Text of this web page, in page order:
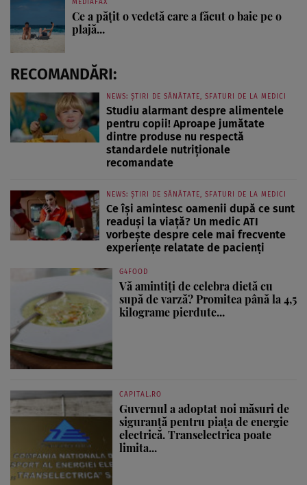
MEDIAFAX
Ce a pățit o vedetă care a făcut o baie pe o
plajă...
RECOMANDĂRI:
NEWS: ȘTIRI DE SĂNĂTATE, SFATURI DE LA MEDICI
Studiu alarmant despre alimentele
pentru copii! Aproape jumătate
dintre produse nu respectă
standardele nutriționale
recomandate
NEWS: ȘTIRI DE SĂNĂTATE, SFATURI DE LA MEDICI
Ce își amintesc oamenii după ce sunt
readuși la viață? Un medic ATI
vorbește despre cele mai frecvente
experiențe relatate de pacienți
G4FOOD
Vă amintiți de celebra dietă cu
supă de varză? Promitea până la 4,5
kilograme pierdute...
CAPITAL.RO
Guvernul a adoptat noi măsuri de
siguranță pentru piața de energie
electrică. Transelectrica poate
limita...